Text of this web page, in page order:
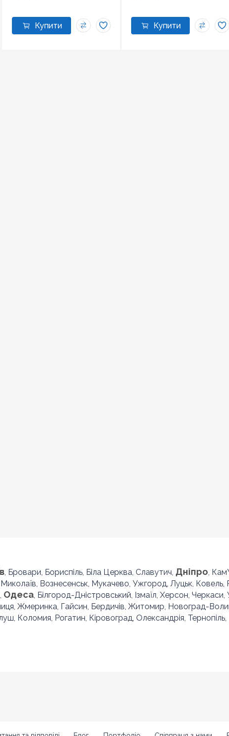
, Бровари, Бориспіль, Біла Церква, Славутич, Дніпро,
Вознесенськ, Мукачево, Ужгород, Луцьк, Ковель,
Одеса, Білгород-Дністровський, Ізмаїл, Херсон, Черкаси,
Жмеринка, Гайсин, Бердичів, Житомир, Новоград-
Коломия, Рогатин, Кіровоград, Олександрія,